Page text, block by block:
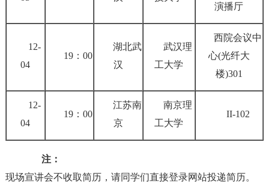
演播厅
12-
04
19：00
湖北武
汉
武汉理
工大学
西院会议中
心(光纤大
楼)301
12-
04
19：00
江苏南
京
南京理
工大学
II-102
注：
现场宣讲会不收取简历，请同学们直接登录网站投递简历。